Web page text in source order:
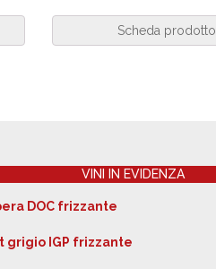
Scheda prodotto
VINI IN EVIDENZA
DOC frizzante
grigio IGP frizzante